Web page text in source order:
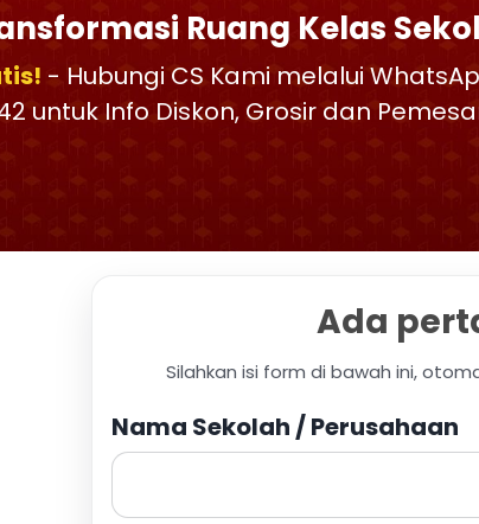
Ruang Kelas
- Hubungi CS Kami melalui
untuk Info Diskon, Grosir dan
Ada
Silahkan isi form di bawah ini,
Nama Sekolah / Perusahaan